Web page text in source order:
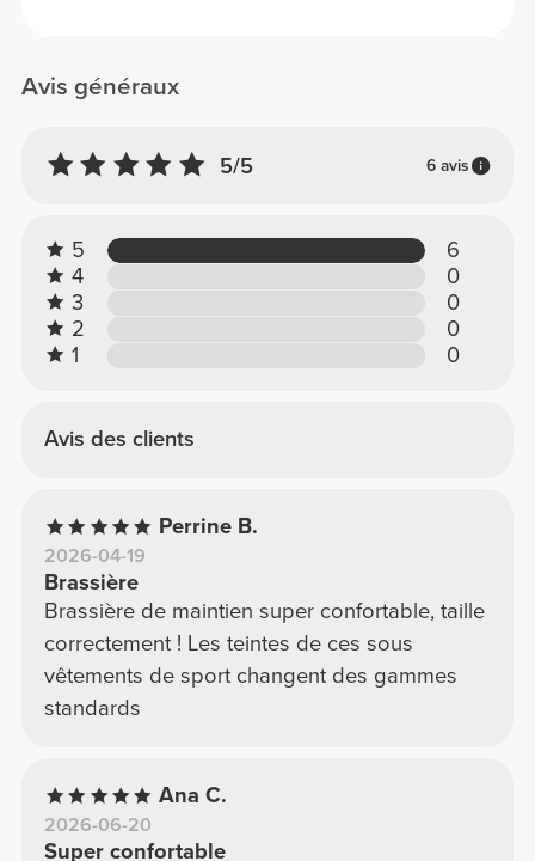
Avis généraux
5/5 6 avis
5
6
4
0
3
0
2
0
1
0
Avis des clients
Perrine B.
2026-04-19
Brassière
Brassière de maintien super confortable, taille
correctement ! Les teintes de ces sous
vêtements de sport changent des gammes
standards
Ana C.
2026-06-20
Super confortable